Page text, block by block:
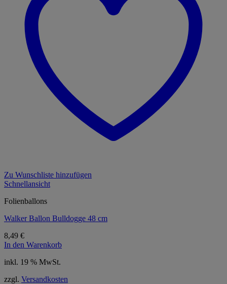
Zu Wunschliste hinzufügen
Schnellansicht
Folienballons
Walker Ballon Bulldogge 48 cm
8,49 €
In den Warenkorb
inkl. 19 % MwSt.
zzgl. Versandkosten